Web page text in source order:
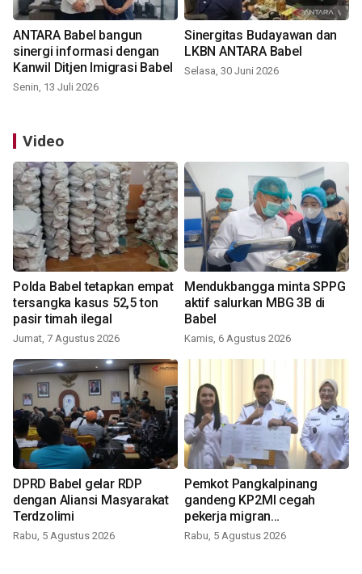
ANTARA Babel bangun
sinergi informasi dengan
Kanwil Ditjen Imigrasi Babel
Senin, 13 Juli 2026
Sinergitas Budayawan dan
LKBN ANTARA Babel
Selasa, 30 Juni 2026
Video
Polda Babel tetapkan empat
tersangka kasus 52,5 ton
pasir timah ilegal
Jumat, 7 Agustus 2026
Mendukbangga minta SPPG
aktif salurkan MBG 3B di
Babel
Kamis, 6 Agustus 2026
DPRD Babel gelar RDP
dengan Aliansi Masyarakat
Terdzolimi
Rabu, 5 Agustus 2026
Pemkot Pangkalpinang
gandeng KP2MI cegah
pekerja migran
nonprosedural
Rabu, 5 Agustus 2026